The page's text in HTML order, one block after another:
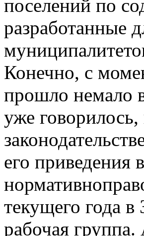
поселений по
разработанные
Конечно, с
прошло немало
уже
его приведения
текущего года
рабочая группа.